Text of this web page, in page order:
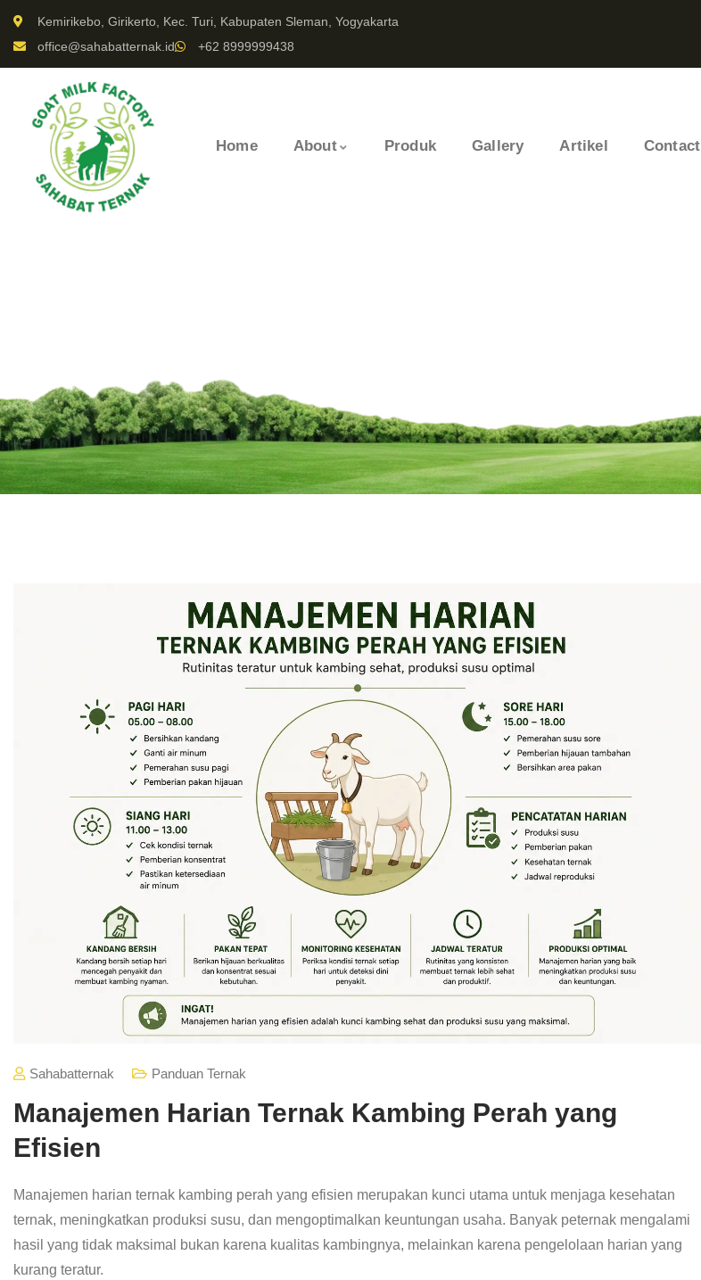
Kemirikebo, Girikerto, Kec. Turi, Kabupaten Sleman, Yogyakarta
office@sahabatternak.id
+62 8999999438
Home About Produk Gallery Artikel Contact
Sahabatternak Panduan Ternak
Manajemen Harian Ternak Kambing Perah yang
Efisien
Manajemen harian ternak kambing perah yang efisien merupakan kunci utama untuk menjaga kesehatan
ternak, meningkatkan produksi susu, dan mengoptimalkan keuntungan usaha. Banyak peternak mengalami
hasil yang tidak maksimal bukan karena kualitas kambingnya, melainkan karena pengelolaan harian yang
kurang teratur.